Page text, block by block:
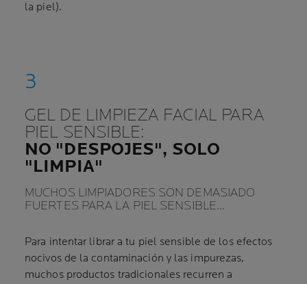
la piel).
GEL DE LIMPIEZA FACIAL PARA
PIEL SENSIBLE:
NO "DESPOJES", SOLO
"LIMPIA"
MUCHOS LIMPIADORES SON DEMASIADO
FUERTES PARA LA PIEL SENSIBLE…
Para intentar librar a tu piel sensible de los efectos
nocivos de la contaminación y las impurezas,
muchos productos tradicionales recurren a